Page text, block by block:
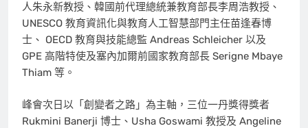
人朱永新教授、韓國前代理總統兼教育部長李周浩教授、
UNESCO 教育資訊化與教育人工智慧部門主任苗逢春博
士、 OECD 教育與技能總監 Andreas Schleicher 以及
GPE 高階特使及塞內加爾前國家教育部長 Serigne Mbaye
Thiam 等。
峰會次日以「創變者之路」為主軸，三位一丹獎得獎者
Rukmini Banerji 博士、Usha Goswami 教授及 Angeline